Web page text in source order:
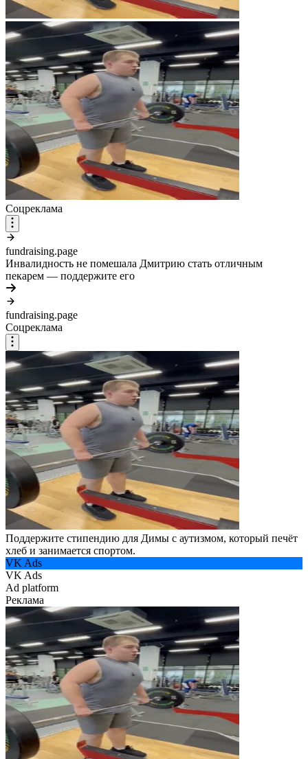
Соцреклама
fundraising.page
Инвалидность не помешала Дмитрию стать отличным
пекарем — поддержите его
fundraising.page
Соцреклама
Поддержите стипендию для Димы с аутизмом, который печёт
хлеб и занимается спортом.
VK Ads
VK Ads
Ad platform
Реклама